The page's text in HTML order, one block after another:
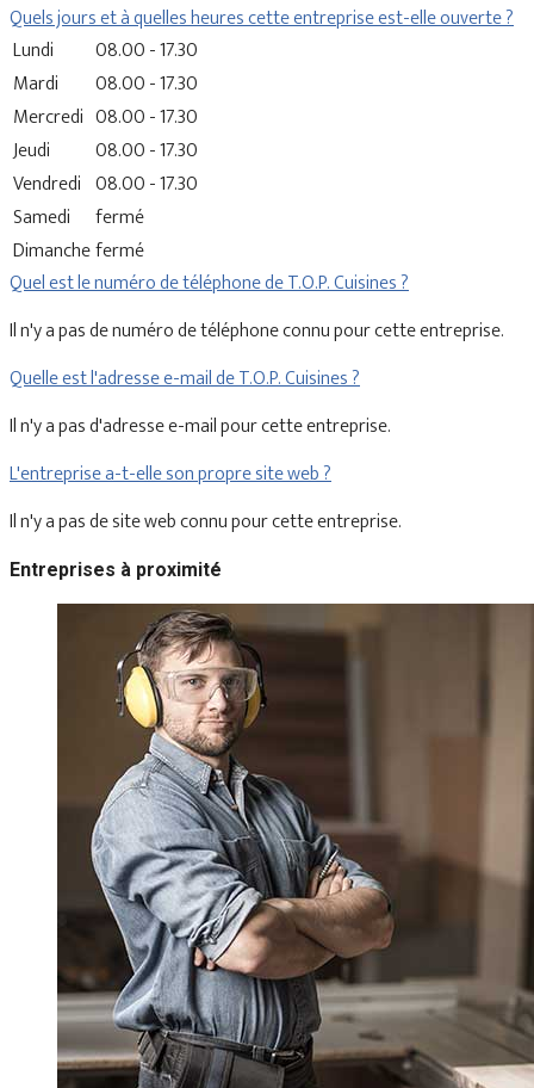
Quels jours et à quelles heures cette entreprise est-elle ouverte ?
Lundi
08.00 - 17.30
Mardi
08.00 - 17.30
Mercredi 08.00 - 17.30
Jeudi
08.00 - 17.30
Vendredi 08.00 - 17.30
Samedi
fermé
Dimanchefermé
Quel est le numéro de téléphone de T.O.P. Cuisines ?
Il n'y a pas de numéro de téléphone connu pour cette entreprise.
Quelle est l'adresse e-mail de T.O.P. Cuisines ?
Il n'y a pas d'adresse e-mail pour cette entreprise.
L'entreprise a-t-elle son propre site web ?
Il n'y a pas de site web connu pour cette entreprise.
Entreprises à proximité